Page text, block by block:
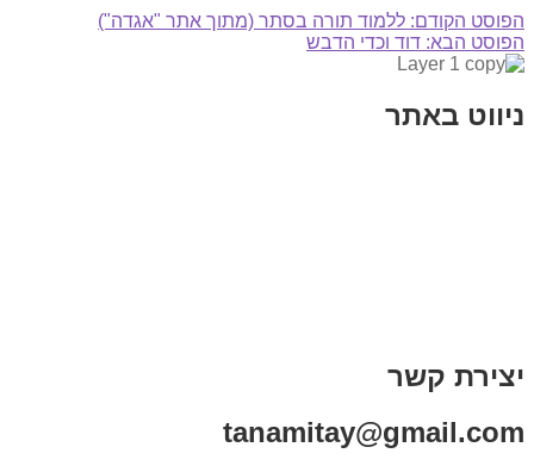
הפוסט הקודם: ללמוד תורה בסתר (מתוך אתר "אגדה")
הפוסט הבא: דוד וכדי הדבש
ניווט באתר
יצירת קשר
tanamitay@gmail.com